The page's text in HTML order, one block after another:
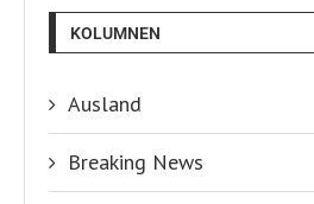
KOLUMNEN
Ausland
Breaking News